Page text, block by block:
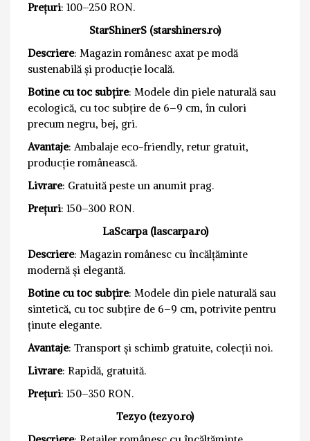
Prețuri: 100–250 RON.
StarShinerS (starshiners.ro)
Descriere: Magazin românesc axat pe modă
sustenabilă și producție locală.
Botine cu toc subțire: Modele din piele naturală sau
ecologică, cu toc subțire de 6–9 cm, în culori
precum negru, bej, gri.
Avantaje: Ambalaje eco-friendly, retur gratuit,
producție românească.
Livrare: Gratuită peste un anumit prag.
Prețuri: 150–300 RON.
LaScarpa (lascarpa.ro)
Descriere: Magazin românesc cu încălțăminte
modernă și elegantă.
Botine cu toc subțire: Modele din piele naturală sau
sintetică, cu toc subțire de 6–9 cm, potrivite pentru
ținute elegante.
Avantaje: Transport și schimb gratuite, colecții noi.
Livrare: Rapidă, gratuită.
Prețuri: 150–350 RON.
Tezyo (tezyo.ro)